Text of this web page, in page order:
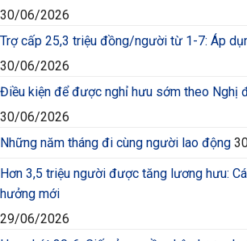
30/06/2026
Trợ cấp 25,3 triệu đồng/người từ 1-7: Áp
30/06/2026
Điều kiện để được nghỉ hưu sớm theo Nghị
30/06/2026
Những năm tháng đi cùng người lao động
Hơn 3,5 triệu người được tăng lương hưu:
hưởng mới
29/06/2026